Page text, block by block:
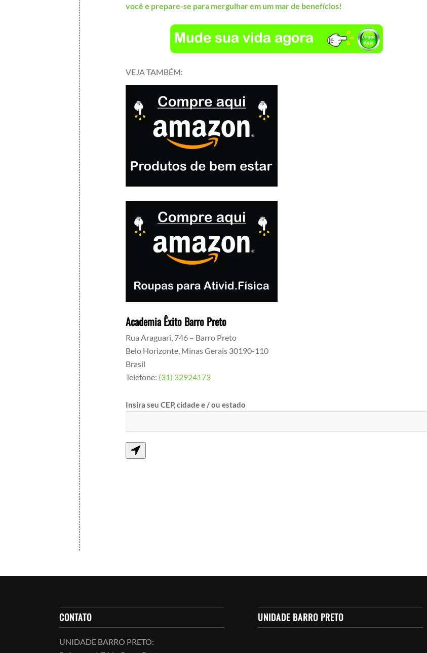
você e prepare-se para mergulhar em um mar de benefícios!
VEJA TAMBÉM:
Academia Êxito Barro Preto
Rua Araguari, 746 – Barro Preto
Belo Horizonte, Minas Gerais 30190-110
Brasil
Telefone: (31) 32924173
Insira seu CEP, cidade e / ou estado
CONTATO
UNIDADE BARRO PRETO:
UNIDADE BARRO PRETO